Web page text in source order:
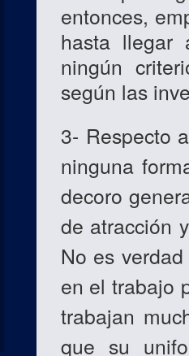
entonces,
hasta
ningún
según las
3- Respecto
ninguna
decoro
de atracción
No es
en el trabajo
trabajan
que su